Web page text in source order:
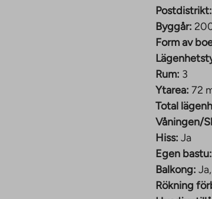
finns inom
mindre än en
och en halv
med en
Postdistrikt:
Byggår:
Form av
Rum: 3
Ytarea: 72
Total
Våningen/
Hiss: Ja
Egen bastu:
Balkong:
Rökning